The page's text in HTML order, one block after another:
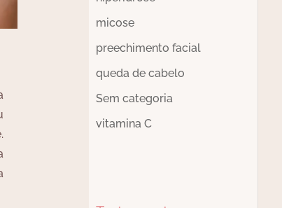
micose
preechimento facial
queda de cabelo
Sem categoria
vitamina C